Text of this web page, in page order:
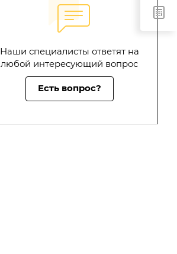
Наши специалисты ответят на
любой интересующий вопрос
Есть вопрос?